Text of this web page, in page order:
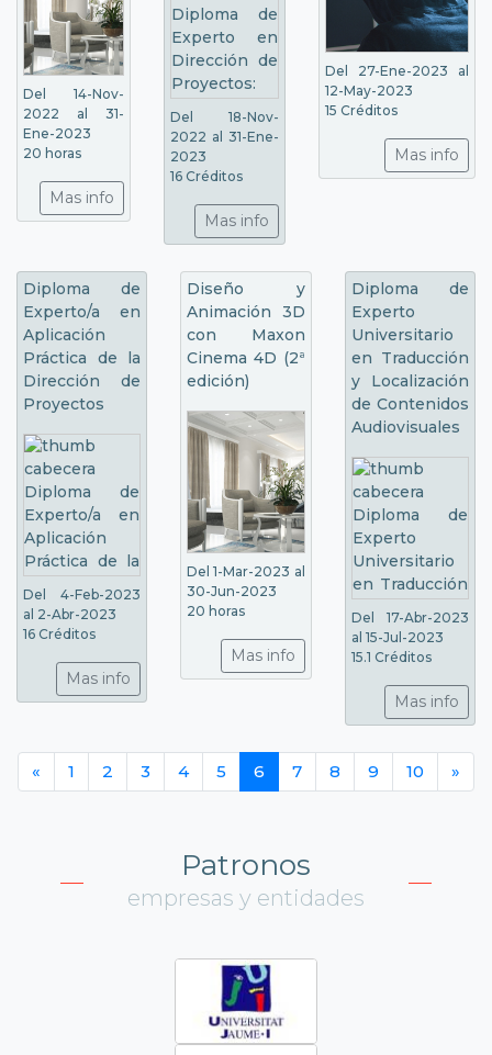
Del 14-Nov-
2022 al 31-
Ene-2023
20 horas
Mas info
Del 18-Nov-
2022 al 31-Ene-
2023
16 Créditos
Mas info
Del 27-Ene-2023 al
12-May-2023
15 Créditos
Mas info
Diploma de
Experto/a en
Aplicación
Práctica de la
Dirección de
Proyectos
Del 4-Feb-2023
al 2-Abr-2023
16 Créditos
Mas info
Diseño y
Animación 3D
con Maxon
Cinema 4D (2ª
edición)
Del 1-Mar-2023 al
30-Jun-2023
20 horas
Mas info
Diploma de
Experto
Universitario
en Traducción
y Localización
de Contenidos
Audiovisuales
Del 17-Abr-2023
al 15-Jul-2023
15.1 Créditos
Mas info
« 1 2 3 4 5 6 7 8 9 10 »
Patronos
empresas y entidades